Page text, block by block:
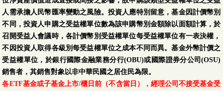
人需承擔人民幣匯率變動之風險。投資人應特別留意，基金因計價幣別
不同，投資人申購之受益權單位數為該申購幣別金額除以面額計算，於
召開受益人會議時，各計價幣別受益權單位每受益權單位有一表決權，
不因投資人取得各級別每受益權單位之成本不同而異。基金外幣計價之
受益權單位，於銀行國際金融業務分行(OBU)或國際證券分公司(OSU)
銷售者，其銷售對象以非中華民國之居住民為限。
各ETF基金或子基金上市/櫃日前（不含當日），經理公司不接受基金受